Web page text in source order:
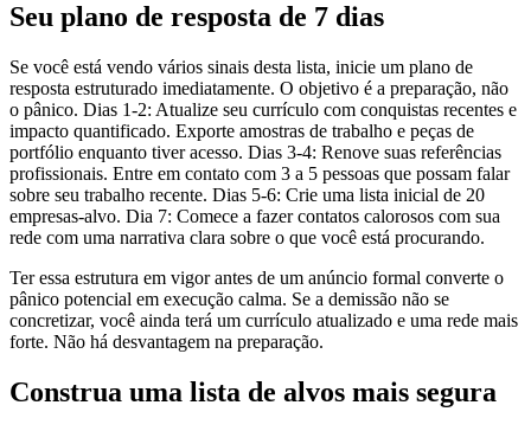
Seu plano de resposta de 7 dias
Se você está vendo vários sinais desta lista, inicie um plano de
resposta estruturado imediatamente. O objetivo é a preparação, não
o pânico. Dias 1-2: Atualize seu currículo com conquistas recentes e
impacto quantificado. Exporte amostras de trabalho e peças de
portfólio enquanto tiver acesso. Dias 3-4: Renove suas referências
profissionais. Entre em contato com 3 a 5 pessoas que possam falar
sobre seu trabalho recente. Dias 5-6: Crie uma lista inicial de 20
empresas-alvo. Dia 7: Comece a fazer contatos calorosos com sua
rede com uma narrativa clara sobre o que você está procurando.
Ter essa estrutura em vigor antes de um anúncio formal converte o
pânico potencial em execução calma. Se a demissão não se
concretizar, você ainda terá um currículo atualizado e uma rede mais
forte. Não há desvantagem na preparação.
Construa uma lista de alvos mais segura